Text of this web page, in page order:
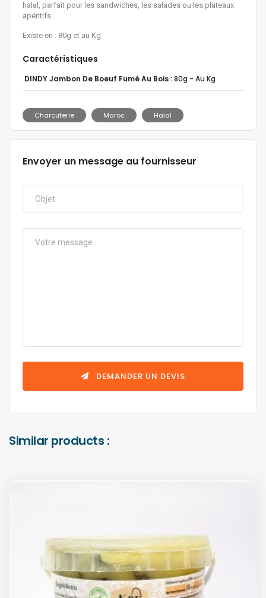
halal, parfait pour les sandwiches, les salades ou les plateaux
apéritifs.
Existe en : 80g et au Kg
Caractéristiques
DINDY Jambon De Boeuf Fumé Au Bois :80g - Au Kg
Charcuterie Maroc Halal
Envoyer un message au fournisseur
DEMANDER UN DEVIS
Similar products :